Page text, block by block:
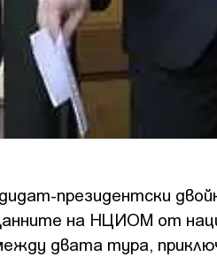
президентски
на НЦИОМ от
двата тура,